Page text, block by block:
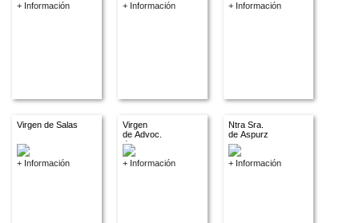
+ Información + Información + Información
Virgen de Salas
+ Información
Virgen
de Advoc.
descon.
+ Información
Ntra Sra.
de Aspurz
+ Información